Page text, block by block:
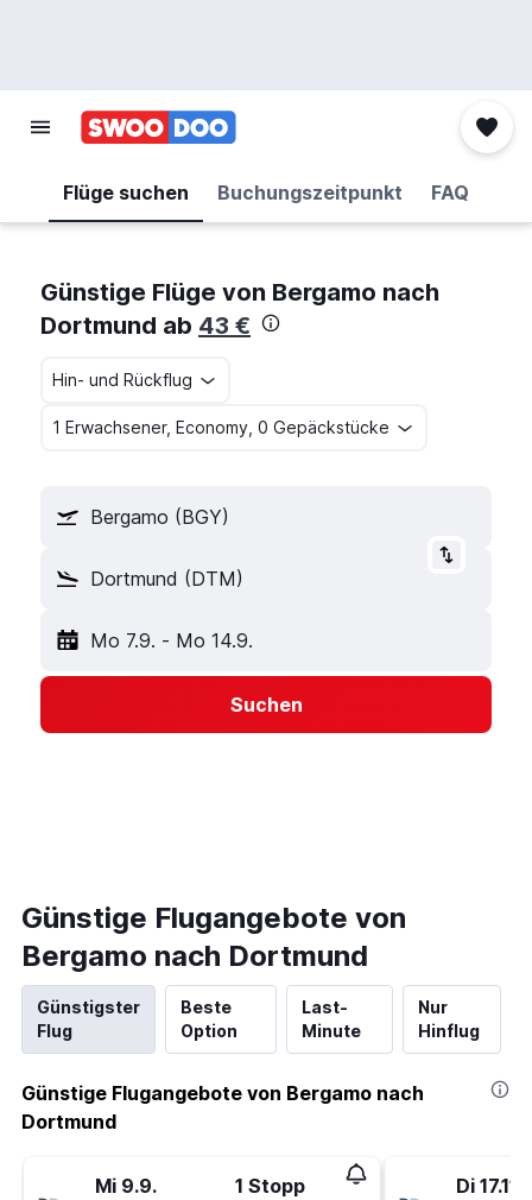
Flüge suchen Buchungszeitpunkt FAQ
Günstige Flüge von Bergamo nach
Dortmund ab 43 €
Hin- und Rückflug
1 Erwachsener, Economy, 0 Gepäckstücke
Bergamo (BGY)
Dortmund (DTM)
Mo 7.9. - Mo 14.9.
Suchen
Günstige Flugangebote von
Bergamo nach Dortmund
Günstigster
Flug
Beste
Option
Last-
Minute
Nur
Hinflug
Günstige Flugangebote von Bergamo nach
Dortmund
Mi 9.9. 1 Stopp Di 17.11.